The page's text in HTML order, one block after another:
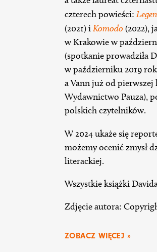
czterech powieści:
(2021) iKomodo (2022),
w Krakowie w
(spotkanie prowadziła
w październiku 2019
a Vann już od pierwszej
Wydawnictwo Pauza),
polskich czytelników.
W 2024 ukaże się
możemy ocenić zmysł
literackiej.
Wszystkie książki
Zdjęcie autora:
ZOBACZ WIĘCEJ »